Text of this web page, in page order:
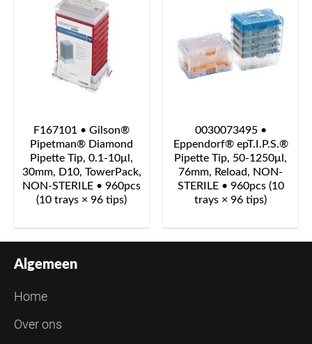
F167101 • Gilson®
Pipetman® Diamond
Pipette Tip, 0.1-10μl,
30mm, D10, TowerPack,
NON-STERILE • 960pcs
(10 trays × 96 tips)
0030073495 •
Eppendorf® epT.I.P.S.®
Pipette Tip, 50-1250μl,
76mm, Reload, NON-
STERILE • 960pcs (10
trays × 96 tips)
Algemeen
Home
Over ons